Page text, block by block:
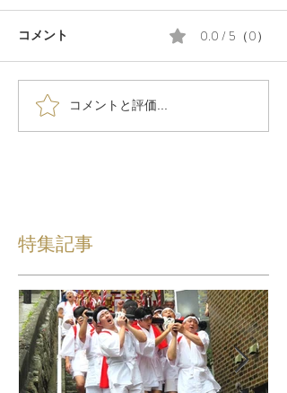
コメント 0.0 / 5（0）
コメントと評価...
特集記事